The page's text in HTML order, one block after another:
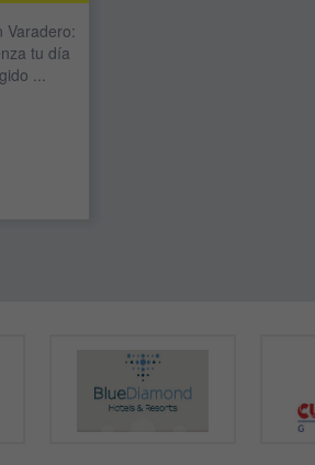
Varadero:
tu día
...